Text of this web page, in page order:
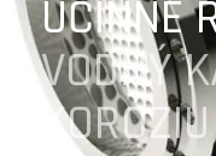
ÚČINNÉ
VODNÝ
KORÓZIU